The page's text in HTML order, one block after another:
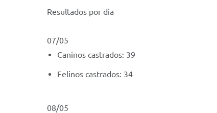
Resultados por dia
07/05
Caninos castrados: 39
Felinos castrados: 34
08/05